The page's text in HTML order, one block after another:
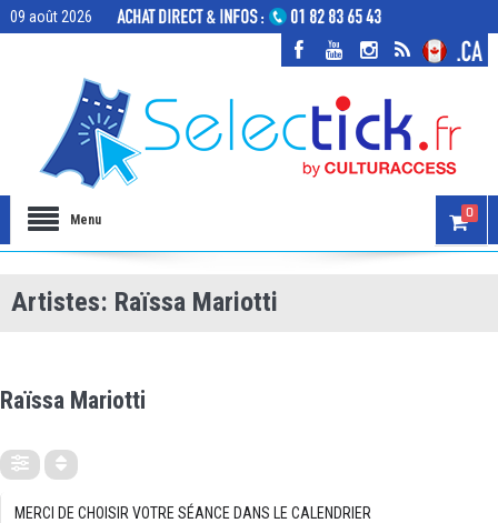
09 août 2026
Menu 0
Artistes: Raïssa Mariotti
Raïssa Mariotti
MERCI DE CHOISIR VOTRE SÉANCE DANS LE CALENDRIER